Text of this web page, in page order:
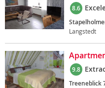
8.6
Langstedt
9.8
Treeneblick